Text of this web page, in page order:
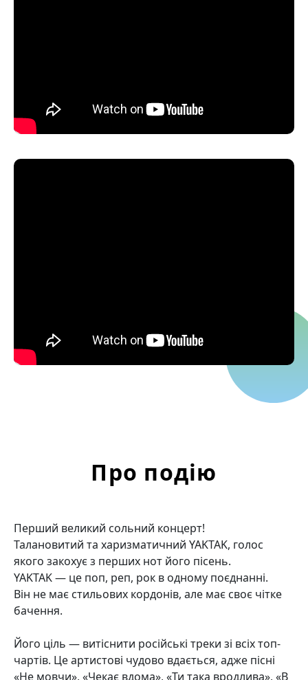
Про подію
Перший великий сольний концерт!
Талановитий та харизматичний YAKTAK, голос
якого закохує з перших нот його пісень.
YAKTAK — це поп, реп, рок в одному поєднанні.
Він не має стильових кордонів, але має своє чітке
бачення.
Його ціль — витіснити російські треки зі всіх топ-
чартів. Це артистові чудово вдається, адже пісні
«Не мовчи», «Чекає вдома», «Ти така вродлива», «В